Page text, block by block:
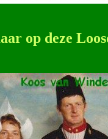
op deze